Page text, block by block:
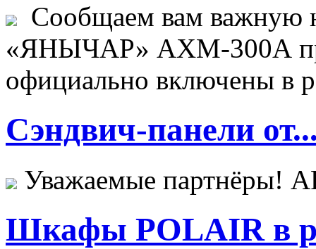
Сообщаем вам важную
«ЯНЫЧАР» АХМ-300А
официально включены в
Сэндвич-панели
Уважаемые
Шкафы POLAIR в